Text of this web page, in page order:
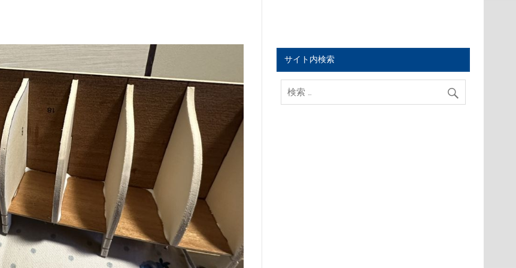
サイト内検索